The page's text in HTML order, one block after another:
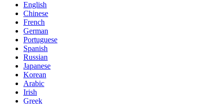
English
Chinese
French
German
Portuguese
Spanish
Russian
Japanese
Korean
Arabic
Irish
Greek